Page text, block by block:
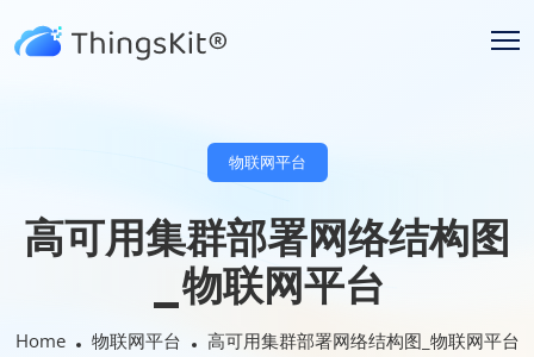
物联网平台
高可用集群部署网络结构图
_物联网平台
Home 物联网平台 高可用集群部署网络结构图_物联网平台